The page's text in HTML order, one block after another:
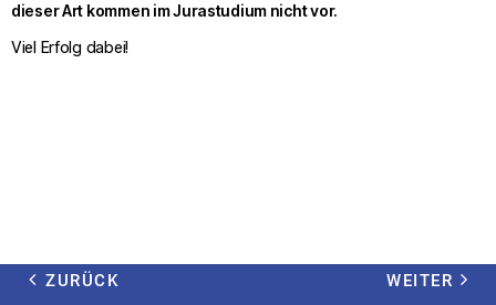
dieser Art kommen im Jurastudium nicht vor.
Viel Erfolg dabei!
ZURÜCK WEITER